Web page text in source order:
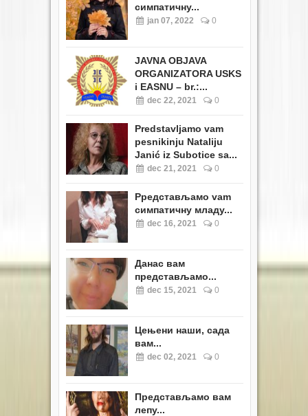
симпатичну...
jan 07, 2022 0
JAVNA OBJAVA
ORGANIZATORA USKS
i EASNU – br.:...
dec 22, 2021 0
Predstavljamo vam
pesnikinju Nataliju
Janić iz Subotice sa...
dec 21, 2021 0
Pредстављамо vam
симпатичну младу...
dec 16, 2021 0
Данас вам
представљамо...
dec 15, 2021 0
Цењени наши, сада
вам...
dec 02, 2021 0
Представљамо вам
лепу...